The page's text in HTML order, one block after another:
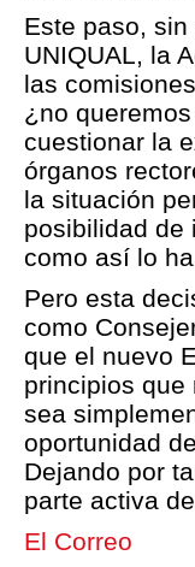
Este paso,
UNIQUAL, la
las
¿no
cuestionar la
órganos
la situación
posibilidad de
como así lo
Pero esta
como
que el nuevo
principios que
sea
oportunidad
Dejando por
parte activa
El Correo